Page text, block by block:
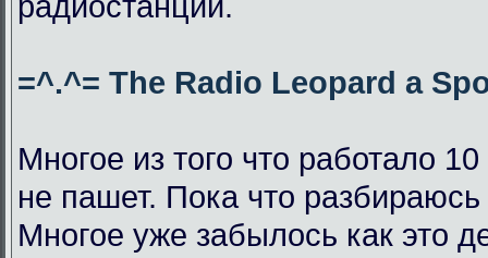
=^.^= The Radio Leopard a
Многое из того что работало
не пашет. Пока что
Многое уже забылось как это